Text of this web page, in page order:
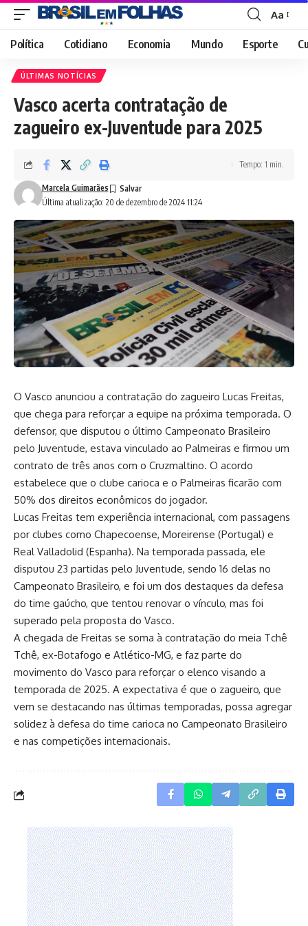
Font
Resizer
Aa
Política Cotidiano Economia Mundo Esporte
ÚLTIMAS NOTÍCIAS
Vasco acerta contratação de
zagueiro ex-Juventude para 2025
Última atualização: 20 de dezembro de 2024 11:24
Marcela Guimarães
Tempo: 1 min.
O Vasco anunciou a contratação do zagueiro Lucas Freitas,
que chega para reforçar a equipe na próxima temporada. O
defensor, que disputou o último Campeonato Brasileiro
pelo Juventude, estava vinculado ao Palmeiras e firmou um
contrato de três anos com o Cruzmaltino. O acordo
estabelece que o clube carioca e o Palmeiras ficarão com
50% dos direitos econômicos do jogador.
Lucas Freitas tem experiência internacional, com passagens
por clubes como Chapecoense, Moreirense (Portugal) e
Real Valladolid (Espanha). Na temporada passada, ele
disputou 23 partidas pelo Juventude, sendo 16 delas no
Campeonato Brasileiro, e foi um dos destaques da defesa
do time gaúcho, que tentou renovar o vínculo, mas foi
superado pela proposta do Vasco.
A chegada de Freitas se soma à contratação do meia Tchê
Tchê, ex-Botafogo e Atlético-MG, e faz parte do
movimento do Vasco para reforçar o elenco visando a
temporada de 2025. A expectativa é que o zagueiro, que
vem se destacando nas últimas temporadas, possa agregar
solidez à defesa do time carioca no Campeonato Brasileiro
e nas competições internacionais.